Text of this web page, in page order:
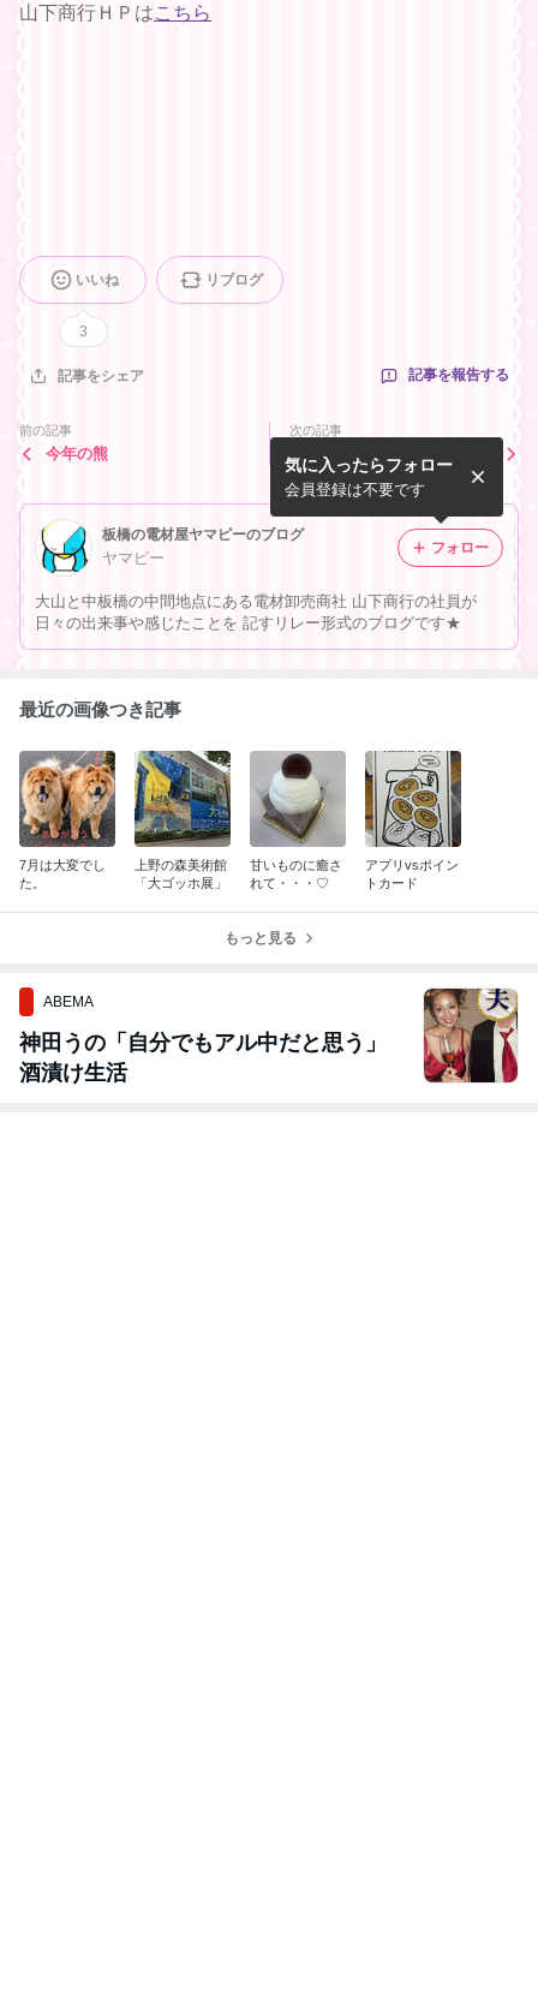
山下商行ＨＰはこちら
いいね
3
リブログ
記事をシェア 記事を報告する
前の記事
今年の熊
次の記事
ヨットちゃんから
板橋の電材屋ヤマピーのブログ
ヤマピー
大山と中板橋の中間地点にある電材卸売商社 山下商行の社員が
日々の出来事や感じたことを 記すリレー形式のブログです★
気に入ったらフォロー
会員登録は不要です
フォロー
最近の画像つき記事
7月は大変でし
た。
上野の森美術館
「大ゴッホ展」
甘いものに癒さ
れて・・・♡
アプリvsポイン
トカード
もっと見る
ABEMA
神田うの「自分でもアル中だと思う」
酒漬け生活